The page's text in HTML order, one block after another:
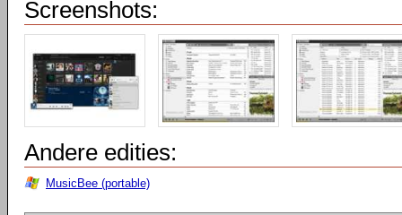
Screenshots:
Andere edities:
MusicBee (portable)